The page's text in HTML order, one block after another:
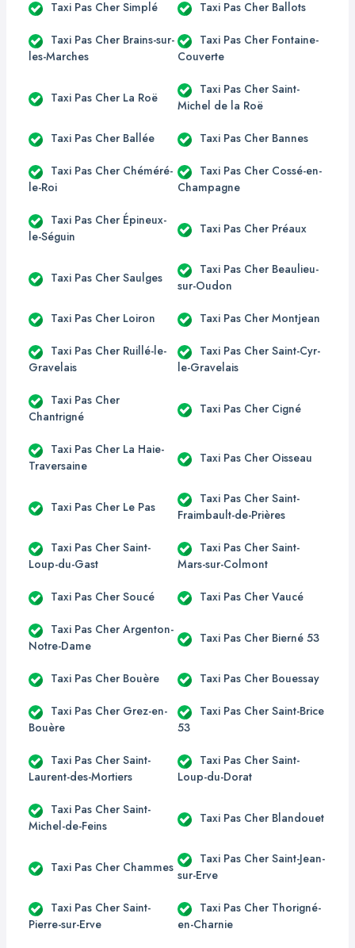
Taxi Pas Cher Simplé Taxi Pas Cher Ballots
Taxi Pas Cher Brains-sur-
les-Marches
Taxi Pas Cher Fontaine-
Couverte
Taxi Pas Cher La Roë
Taxi Pas Cher Saint-
Michel de la Roë
Taxi Pas Cher Ballée Taxi Pas Cher Bannes
Taxi Pas Cher Chéméré-
le-Roi
Taxi Pas Cher Cossé-en-
Champagne
Taxi Pas Cher Épineux-
le-Séguin
Taxi Pas Cher Préaux
Taxi Pas Cher Saulges
Taxi Pas Cher Beaulieu-
sur-Oudon
Taxi Pas Cher Loiron Taxi Pas Cher Montjean
Taxi Pas Cher Ruillé-le-
Gravelais
Taxi Pas Cher Saint-Cyr-
le-Gravelais
Taxi Pas Cher
Chantrigné
Taxi Pas Cher Cigné
Taxi Pas Cher La Haie-
Traversaine
Taxi Pas Cher Oisseau
Taxi Pas Cher Le Pas
Taxi Pas Cher Saint-
Fraimbault-de-Prières
Taxi Pas Cher Saint-
Loup-du-Gast
Taxi Pas Cher Saint-
Mars-sur-Colmont
Taxi Pas Cher Soucé Taxi Pas Cher Vaucé
Taxi Pas Cher Argenton-
Notre-Dame
Taxi Pas Cher Bierné 53
Taxi Pas Cher Bouère Taxi Pas Cher Bouessay
Taxi Pas Cher Grez-en-
Bouère
Taxi Pas Cher Saint-Brice
53
Taxi Pas Cher Saint-
Laurent-des-Mortiers
Taxi Pas Cher Saint-
Loup-du-Dorat
Taxi Pas Cher Saint-
Michel-de-Feins
Taxi Pas Cher Blandouet
Taxi Pas Cher Chammes
Taxi Pas Cher Saint-Jean-
sur-Erve
Taxi Pas Cher Saint-
Pierre-sur-Erve
Taxi Pas Cher Thorigné-
en-Charnie